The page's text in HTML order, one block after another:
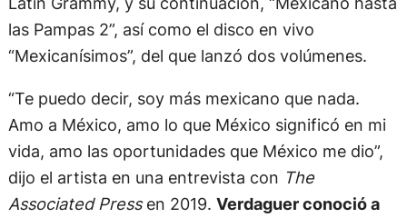
las Pampas 2”, así como el disco en vivo
“Mexicanísimos”, del que lanzó dos volúmenes.
“Te puedo decir, soy más mexicano que nada.
Amo a México, amo lo que México significó en mi
vida, amo las oportunidades que México me dio”,
dijo el artista en una entrevista con The
Associated Pressen 2019. Verdaguer conoció a